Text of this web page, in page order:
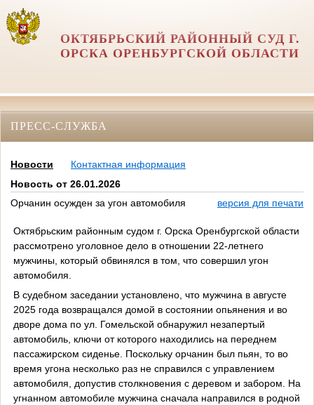
ОКТЯБРЬСКИЙ РАЙОННЫЙ СУД Г.
ОРСКА ОРЕНБУРГСКОЙ ОБЛАСТИ
ПРЕСС-СЛУЖБА
Новости
Контактная информация
Новость от 26.01.2026
Орчанин осужден за угон автомобиля
версия для печати
Октябрьским районным судом г. Орска Оренбургской области
рассмотрено уголовное дело в отношении 22-летнего
мужчины, который обвинялся в том, что совершил угон
автомобиля.
В судебном заседании установлено, что мужчина в августе
2025 года возвращался домой в состоянии опьянения и во
дворе дома по ул. Гомельской обнаружил незапертый
автомобиль, ключи от которого находились на переднем
пассажирском сиденье. Поскольку орчанин был пьян, то во
время угона несколько раз не справился с управлением
автомобиля, допустив столкновения с деревом и забором. На
угнанном автомобиле мужчина сначала направился в родной